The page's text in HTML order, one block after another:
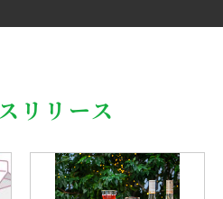
リリース